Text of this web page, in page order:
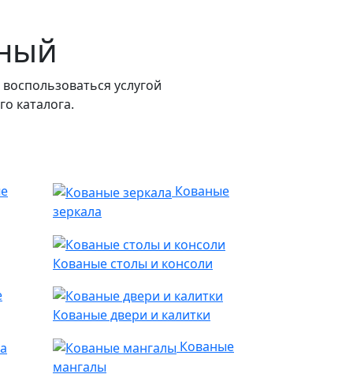
услугой
каталога.
Кованые
зеркала
Кованые столы и консоли
Кованые двери и калитки
Кованые
мангалы